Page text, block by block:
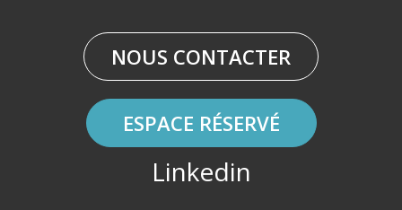
NOUS CONTACTER
ESPACE RÉSERVÉ
Linkedin